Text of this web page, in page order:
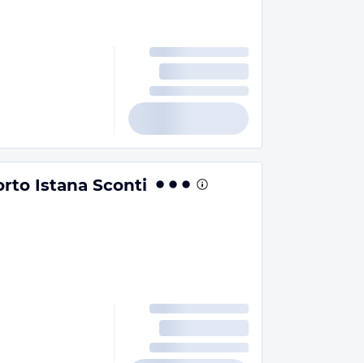
Istana Sconti